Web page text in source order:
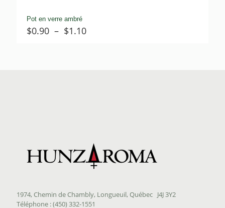
Pot en verre ambré
$0.90 – $1.10Plage
1974, Chemin de Chambly, Longueuil, Québec J4J 3Y2
Téléphone : (450) 332-1551